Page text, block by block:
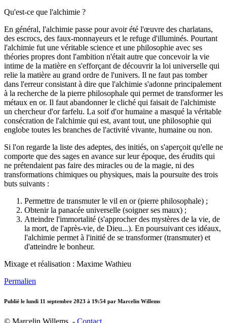
Qu'est-ce que l'alchimie ?
En général, l'alchimie passe pour avoir été l'œuvre des charlatans,
des escrocs, des faux-monnayeurs et le refuge d'illuminés. Pourtant
l'alchimie fut une véritable science et une philosophie avec ses
théories propres dont l'ambition n'était autre que concevoir la vie
intime de la matière en s'efforçant de découvrir la loi universelle qui
relie la matière au grand ordre de l'univers. Il ne faut pas tomber
dans l'erreur consistant à dire que l'alchimie s'adonne principalement
à la recherche de la pierre philosophale qui permet de transformer les
métaux en or. Il faut abandonner le cliché qui faisait de l'alchimiste
un chercheur d'or farfelu. La soif d'or humaine a masqué la véritable
consécration de l'alchimie qui est, avant tout, une philosophie qui
englobe toutes les branches de l'activité vivante, humaine ou non.
Si l'on regarde la liste des adeptes, des initiés, on s'aperçoit qu'elle ne
comporte que des sages en avance sur leur époque, des érudits qui
ne prétendaient pas faire des miracles ou de la magie, ni des
transformations chimiques ou physiques, mais la poursuite des trois
buts suivants :
Permettre de transmuter le vil en or (pierre philosophale) ;
Obtenir la panacée universelle (soigner ses maux) ;
Atteindre l'immortalité (s'approcher des mystères de la vie, de
la mort, de l'après-vie, de Dieu...). En poursuivant ces idéaux,
l'alchimie permet à l'initié de se transformer (transmuter) et
d'atteindre le bonheur.
Mixage et réalisation : Maxime Wathieu
Permalien
Publié le lundi 11 septembre 2023 à 19:54 par Marcelin Willems
© Marcelin Willems - Contact